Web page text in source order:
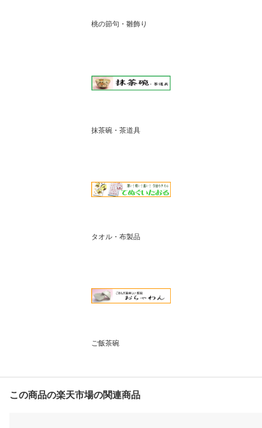
桃の節句・雛飾り
抹茶碗・茶道具
タオル・布製品
ご飯茶碗
この商品の楽天市場の関連商品